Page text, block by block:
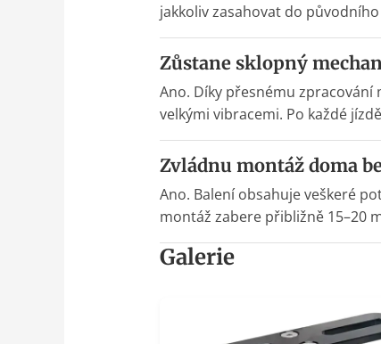
jakkoliv zasahovat do
Zůstane sklopný
Ano. Díky přesnému
velkými vibracemi. Po každé
Zvládnu montáž doma
Ano. Balení obsahuje veškeré
montáž zabere přibližně 15–20
Galerie